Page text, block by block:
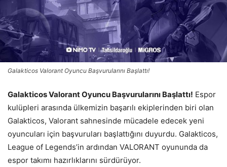
Galakticos Valorant Oyuncu Başvurularını Başlattı!
Galakticos Valorant Oyuncu Başvurularını Başlattı! Espor
kulüpleri arasında ülkemizin başarılı ekiplerinden biri olan
Galakticos, Valorant sahnesinde mücadele edecek yeni
oyuncuları için başvuruları başlattığını duyurdu. Galakticos,
League of Legends’in ardından VALORANT oyununda da
espor takımı hazırlıklarını sürdürüyor.